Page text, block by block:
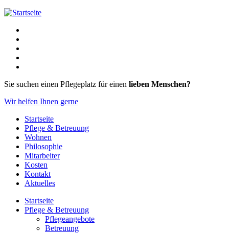
Zur Navigation
Sie suchen einen Pflegeplatz für einen lieben Menschen?
Wir helfen Ihnen gerne
Startseite
Pflege & Betreuung
Wohnen
Philosophie
Mitarbeiter
Kosten
Kontakt
Aktuelles
Startseite
Pflege & Betreuung
Pflegeangebote
Betreuung